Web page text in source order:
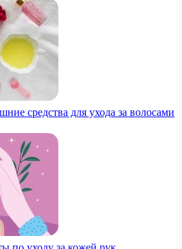
средства для ухода за волосами